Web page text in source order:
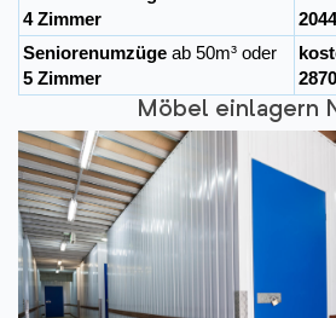
4 Zimmer
Seniorenumzüge ab 50m³ oder
5 Zimmer
Möbel einlagern